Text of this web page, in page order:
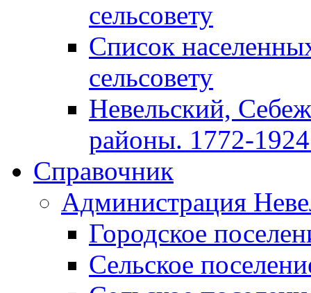
сельсовету
Список
сельсовету
Невельский,
районы. 1772-1924
Справочник
Администрация
Городское
Сельское